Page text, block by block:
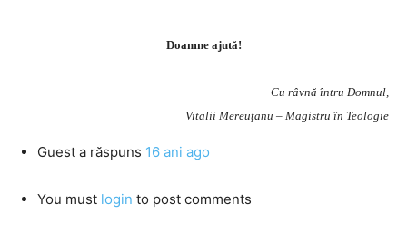
Doamne ajută!
Cu râvnă întru Domnul,
Vitalii Mereuţanu – Magistru în Teologie
Guest a răspuns 16 ani ago
You must login to post comments